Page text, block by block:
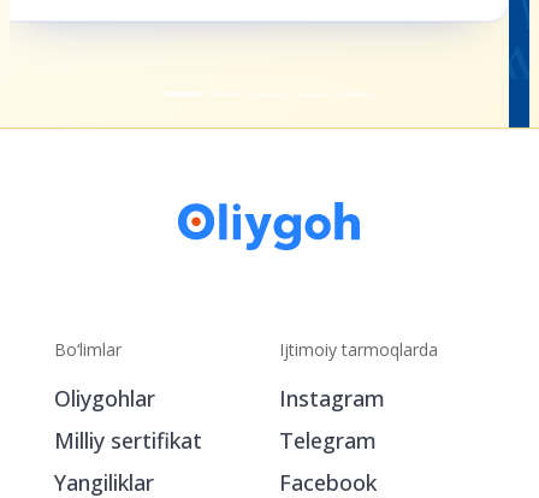
Bo‘limlar
Oliygohlar
Milliy sertifikat
Yangiliklar
Ijtimoiy tarmoqlarda
Instagram
Telegram
Facebook